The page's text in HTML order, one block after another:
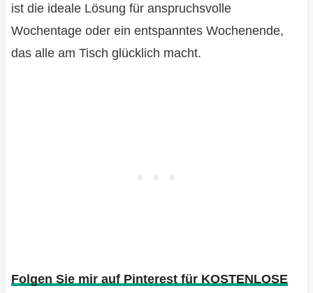
ist die ideale Lösung für anspruchsvolle
Wochentage oder ein entspanntes Wochenende,
das alle am Tisch glücklich macht.
Folgen Sie mir auf Pinterest für KOSTENLOSE